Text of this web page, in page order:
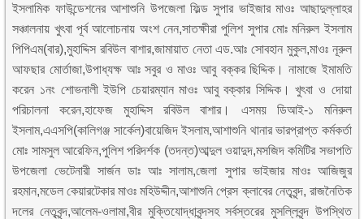
ইসলামিক ফাউন্ডেশনের আশাশুনি উপজেলা ফিল্ড সুপার ভাইজার মাওঃ আছাদুল্লাহর
সঞ্চালনায় খুৎবা পূর্ব আলোচনায় অংশ নেন,সাতক্ষীরা পুলিশ সুপার মোঃ মনিরুল ইসলাম
পিপিএম(বার),মুহাদ্দিস রবিউল বাশার,জামায়াত নেতা এড.আঃ সোবহান মুকুল,মাওঃ নূরুল
আফছার মোর্তাজা,উপাধ্যক্ষ আঃ সবুর ও মাওঃ আবু বক্কর ছিদ্দিক। নামাজে ইমামতি
করেন ১নং শোভনালী ইউপি চেয়ারম্যান মাওঃ আবু বক্কার সিদ্দিক। খুৎবা ও দোয়া
পরিচালনা করেন,হাফেজ মুহাদ্দিস রবিউল বাশার। এসময় ডিআই-১ মনিরুল
ইসলাম,এএসপি(কালিগঞ্জ সার্কেল)বায়েজিদ ইসলাম,আশাশুনি থানার ভারপ্রাপ্ত কর্মকর্তা
মোঃ সামসুল আরেফিন,পুলিশ পরিদর্শক (তদন্ত)আব্দুল ওয়াদুদ,মসজিদ কমিটির সভাপতি
উপজেলা ভেটেনারী সার্জন ডাঃ আঃ সালাম,জেলা সুপার ভাইজার মাওঃ আজিজুর
রহমান,মডেল কেয়ারটেকার মাওঃ মহিউদ্দীন,আশাশুনি প্রেস ক্লাবের নেতৃবৃন্দ, রাজনৈতিক
দলের নেতৃবৃন্দ,আলেম-ওলামা,বীর মুক্তিযোদ্ধাবৃন্দসহ সর্বস্তরের মুসল্লিবৃন্দ উপস্থিত